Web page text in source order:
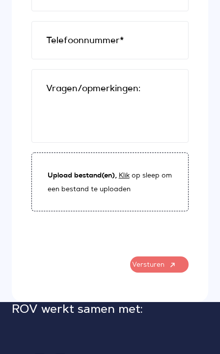
Telefoonnummer*
Vragen/opmerkingen:
Upload bestand(en), Klikop sleep om
een bestand te uploaden
Versturen
ROV werkt samen met: